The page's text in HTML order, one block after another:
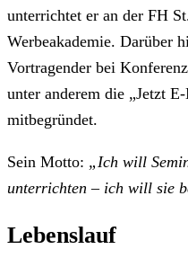
unterrichtet er an der FH
Werbeakademie. Darüber
Vortragender bei
unter anderem die „Jetzt
mitbegründet.
Sein Motto: „Ich will
unterrichten – ich will sie
Lebenslauf